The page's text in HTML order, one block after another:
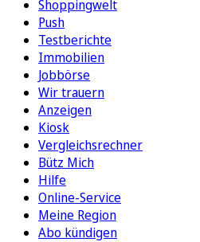
Shoppingwelt
Push
Testberichte
Immobilien
Jobbörse
Wir trauern
Anzeigen
Kiosk
Vergleichsrechner
Bütz Mich
Hilfe
Online-Service
Meine Region
Abo kündigen